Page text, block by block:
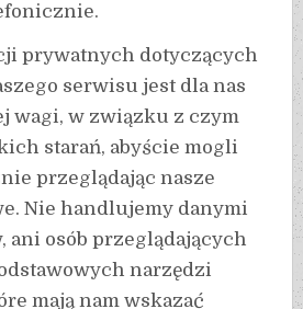
prywatnych dotyczących
serwisu jest dla nas
wagi, w związku z czym
starań, abyście mogli
przeglądając nasze
Nie handlujemy danymi
ani osób przeglądających
narzędzi
mają nam wskazać